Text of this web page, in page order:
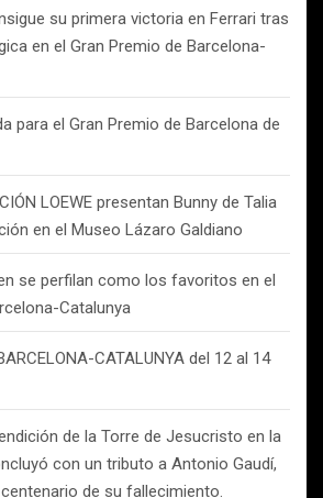
su primera victoria en Ferrari tras
en el Gran Premio de Barcelona-
para el Gran Premio de Barcelona de
LOEWE presentan Bunny de Talia
en el Museo Lázaro Galdiano
se perfilan como los favoritos en el
Catalunya
CATALUNYA del 12 al 14
de la Torre de Jesucristo en la
con un tributo a Antonio Gaudí,
de su fallecimiento.